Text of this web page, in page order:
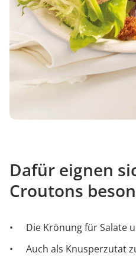
Dafür eignen
Croutons
Die Krönung für Salate
Auch als Knusperzutat